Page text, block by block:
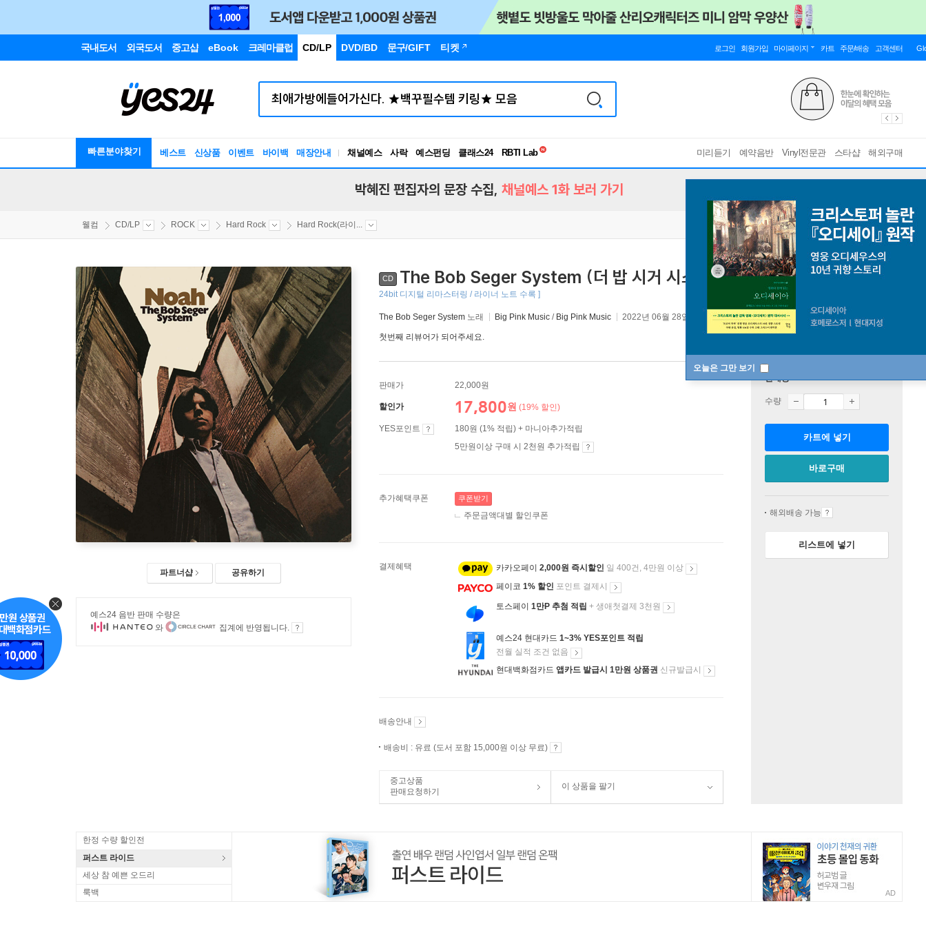
국내도서 외국도서 중고샵 eBook 크레마클럽 CD/LP DVD/BD 문구/GIFT 티켓 로그인 회원가입 마이페이지 카트 주문/배송 고객센터
빠른분야찾기 베스트 신상품 이벤트 바이백 매장안내 채널예스 사락 예스펀딩 클래스24
독서유형검사
미리듣기 예약음반 Vinyl전문관 스타샵 해외구매
오늘은 그만 보기
박혜진 편집자의 문장 수집, 채널예스 1화 보러 가기
웰컴 CD/LP ROCK Hard Rock Hard Rock(라이...
파트너샵 공유하기
예스24 음반 판매 수량은
와
집계에 반영됩니다.
CD The Bob Seger System (더 밥 시거 시스템) - 2집 Noah
[ LP 미니어쳐 사양 /
24bit 디지털 리마스터링 / 라이너 노트 수록 ]
The Bob Seger System 노래 Big Pink Music / Big Pink Music 2022년 06월 28일
첫번째 리뷰어가 되어주세요.
판매가 22,000원
할인가 17,800원 (19% 할인)
YES포인트
180원 (1% 적립) + 마니아추가적립
5만원이상 구매 시 2천원 추가적립
추가혜택쿠폰 쿠폰받기
주문금액대별 할인쿠폰
결제혜택 카카오페이 2,000원 즉시할인 일 400건, 4만원 이상
페이코 1% 할인 포인트 결제시
토스페이 1만P 추첨 적립 + 생애첫결제 3천원
예스24 현대카드 1~3% YES포인트 적립
전월 실적 조건 없음
현대백화점카드 앱카드 발급시 1만원 상품권 신규발급시
배송안내
배송비 : 유료 (도서 포함 15,000원 이상 무료)
중고상품
판매요청하기
이 상품을 팔기
판매중
수량
카트에 넣기
바로구매
해외배송 가능
리스트에 넣기
한정 수량 할인전
퍼스트 라이드
세상 참 예쁜 오드리
룩백
AD